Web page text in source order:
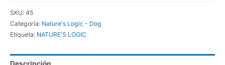
SKU: 45
Categoría: Nature's Logic - Dog
Etiqueta: NATURE'S LOGIC